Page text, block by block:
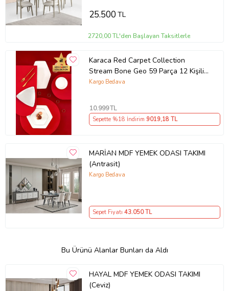
25.500TL
2720,00 TL'den Başlayan Taksitlerle
Karaca Red Carpet Collection
Stream Bone Geo 59 Parça 12 Kişilik
Yemek Takımı Gold Outlet
Kargo Bedava
10.999TL
Sepette %18 İndirim 9019,18 TL
MARİAN MDF YEMEK ODASI TAKIMI
(Antrasit)
Kargo Bedava
Sepet Fiyatı 43.050TL
Bu Ürünü Alanlar Bunları da Aldı
HAYAL MDF YEMEK ODASI TAKIMI
(Ceviz)